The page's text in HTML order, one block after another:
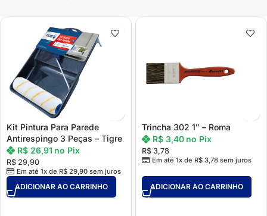
Kit Pintura Para Parede
Antirespingo 3 Peças – Tigre
R$ 29,90
Em até 1x de R$29,90sem juros
R$26,91 no Pix
ADICIONAR AO CARRINHO
Trincha 302 1″ – Roma
R$ 3,78
Em até 1x de R$3,78sem juros
R$3,40 no Pix
ADICIONAR AO CARRINHO